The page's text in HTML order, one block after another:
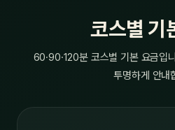
코스별 기
60·90·120분 코스별 기본 요금입
투명하게 안내